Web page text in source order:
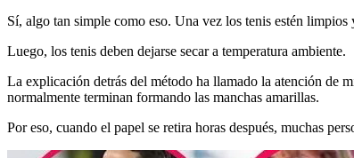
Sí, algo tan simple como eso. Una vez los tenis estén
Luego, los tenis deben dejarse secar a temperatura ambiente.
La explicación detrás del método ha llamado la atención de
normalmente terminan formando las manchas amarillas.
Por eso, cuando el papel se retira horas después, muchas